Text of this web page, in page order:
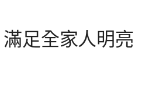
足全家人明亮